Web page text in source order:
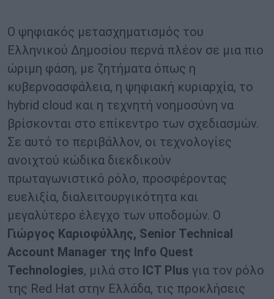
Ο ψηφιακός μετασχηματισμός του
Ελληνικού Δημοσίου περνά πλέον σε μια πιο
ώριμη φάση, με ζητήματα όπως η
κυβερνοασφάλεια, η ψηφιακή κυριαρχία, το
hybrid cloud και η τεχνητή νοημοσύνη να
βρίσκονται στο επίκεντρο των σχεδιασμών.
Σε αυτό το περιβάλλον, οι τεχνολογίες
ανοιχτού κώδικα διεκδικούν
πρωταγωνιστικό ρόλο, προσφέροντας
ευελιξία, διαλειτουργικότητα και
μεγαλύτερο έλεγχο των υποδομών. Ο
Γιώργος Καριοφύλλης, Senior Technical
Account Manager της Info Quest
Technologies, μιλά στο ICT Plus για τον ρόλο
της Red Hat στην Ελλάδα, τις προκλήσεις